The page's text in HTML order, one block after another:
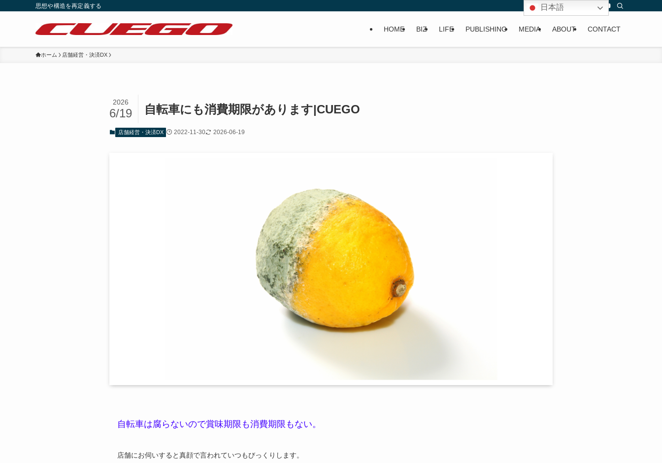
思想や構造を再定義する
HOME BIZ LIFE PUBLISHING MEDIA ABOUT CONTACT
ホーム 店舗経営・決済DX
自転車にも消費期限があります|CUEGO
2026
6/19
店舗経営・決済DX 2022-11-30 2026-06-19
自転車は腐らないので賞味期限も消費期限もない。
店舗にお伺いすると真顔で言われていつもびっくりします。
日本語